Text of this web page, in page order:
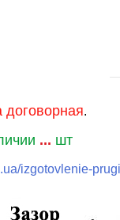
договорная.
... шт
izgotovlenie-